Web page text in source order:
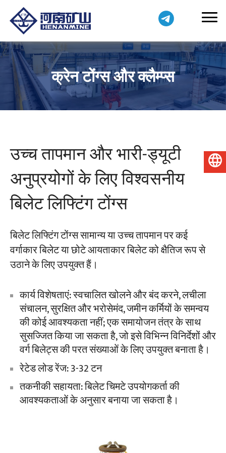
क्रेन टोंग्स और क्लैम्प्स
उच्च तापमान और भारी-ड्यूटी
अनुप्रयोगों के लिए विश्वसनीय
बिलेट लिफ्टिंग टोंग्स
बिलेट लिफ्टिंग टोंग्स सामान्य या उच्च तापमान पर कई
वर्गाकार बिलेट या छोटे आयताकार बिलेट को क्षैतिज रूप से
उठाने के लिए उपयुक्त हैं।
कार्य विशेषताएं: स्वचालित खोलने और बंद करने, लचीला
संचालन, सुरक्षित और भरोसेमंद, जमीन कर्मियों के समन्वय
की कोई आवश्यकता नहीं; एक समायोजन तंत्र के साथ
सुसज्जित किया जा सकता है, जो इसे विभिन्न विनिर्देशों और
वर्ग बिलेट्स की परत संख्याओं के लिए उपयुक्त बनाता है।
रेटेड लोड रेंज: 3-32 टन
तकनीकी सहायता: बिलेट चिमटे उपयोगकर्ता की
आवश्यकताओं के अनुसार बनाया जा सकता है।
हिन्दी